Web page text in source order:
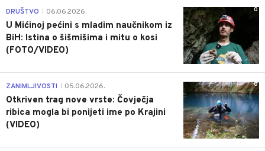
0
DRUŠTVO 06.06.2026.
U Mićinoj pećini s mladim naučnikom iz
BiH: Istina o šišmišima i mitu o kosi
(FOTO/VIDEO)
0
ZANIMLJIVOSTI 05.06.2026.
Otkriven trag nove vrste: Čovječja
ribica mogla bi ponijeti ime po Krajini
(VIDEO)